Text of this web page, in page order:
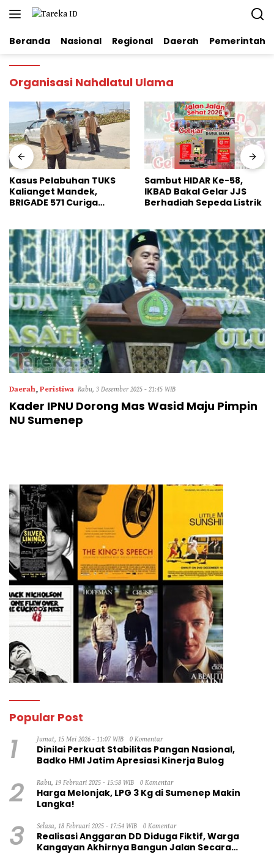
Langsung
Beranda Nasional Regional Daerah
Organisasi Nahdlatul Ulama
Kasus Pelabuhan TUKS
Kalianget Mandek,
BRIGADE 571 Curiga
Sambut HIDAR Ke-58,
IKBAD Bakal Gelar JJS
Berhadiah Sepeda Listrik
Daerah, Peristiwa Rabu, 3 Desember 2025 - 21:45 WIB
Kader IPNU Dorong Mas Wasid Maju Pimpin
NU Sumenep
Popular Post
1 Jumat, 15 Mei 2026 - 11:07 WIB 0 Komentar
Dinilai Perkuat Stabilitas Pangan Nasional,
Badko HMI Jatim Apresiasi Kinerja Bulog
2 Rabu, 19 Februari 2025 - 15:58 WIB 0 Komentar
Harga Melonjak, LPG 3 Kg di Sumenep Makin
Langka!
3 Selasa, 18 Februari 2025 - 17:54 WIB 0 Komentar
Realisasi Anggaran DD Diduga Fiktif, Warga
Kangayan Akhirnya Bangun Jalan Secara